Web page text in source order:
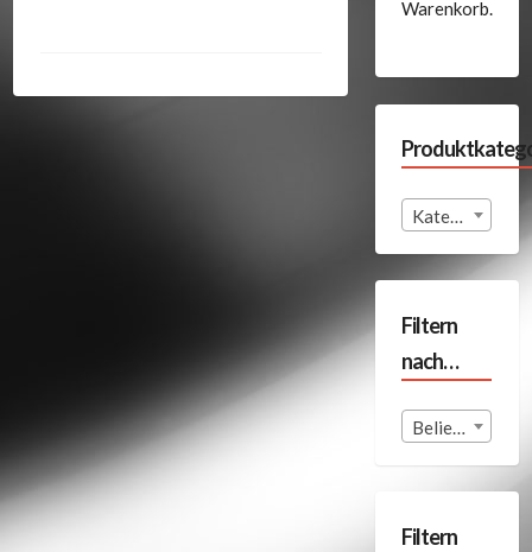
Warenkorb.
Kategorie auswählen
Filtern
nach…
Beliebige Format
Filtern